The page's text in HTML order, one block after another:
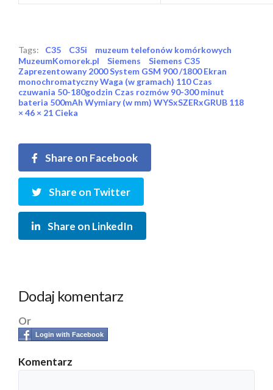
Tags: C35 C35i
muzeum telefonów komórkowych
MuzeumKomorek.pl
Siemens
Siemens C35
Zaprezentowany 2000 System GSM 900 /1800 Ekran
monochromatyczny Waga (w gramach) 110 Czas
czuwania 50-180godzin Czas rozmów 90-300 minut
bateria 500mAh Wymiary (w mm) WYSxSZERxGRUB 118
× 46 × 21 Cieka
Share on Facebook
Share on Twitter
Share on LinkedIn
Dodaj komentarz
Or
Login with Facebook
Komentarz